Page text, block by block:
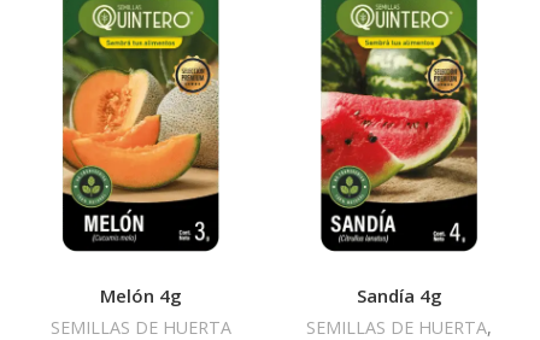
Melón 4g
SEMILLAS DE HUERTA
Sandía 4g
SEMILLAS DE HUERTA,